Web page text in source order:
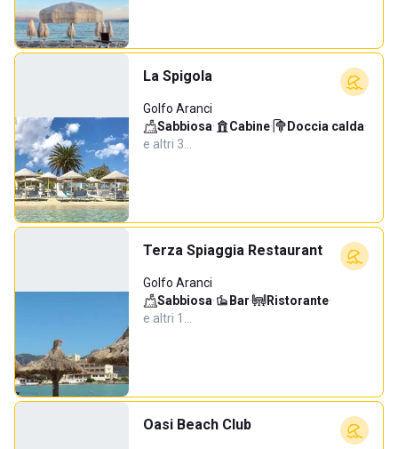
La Spigola
Golfo Aranci
Sabbiosa· Cabine· Doccia calda·
e altri 3…
Terza Spiaggia Restaurant
Golfo Aranci
Sabbiosa· Bar· Ristorante·
e altri 1…
Oasi Beach Club